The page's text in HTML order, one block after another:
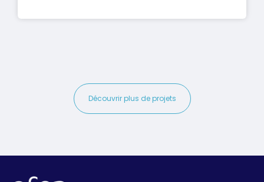
Découvrir plus de projets